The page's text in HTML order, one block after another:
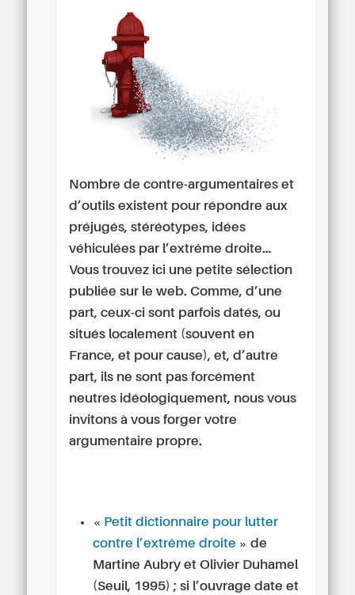
Nombre de contre-argumentaires et
d’outils existent pour répondre aux
préjugés, stéréotypes, idées
véhiculées par l’extrême droite…
Vous trouvez ici une petite sélection
publiée sur le web. Comme, d’une
part, ceux-ci sont parfois datés, ou
situés localement (souvent en
France, et pour cause), et, d’autre
part, ils ne sont pas forcément
neutres idéologiquement, nous vous
invitons à vous forger votre
argumentaire propre.
« Petit dictionnaire pour lutter
contre l’extrême droite » de
Martine Aubry et Olivier Duhamel
(Seuil, 1995) ; si l’ouvrage date et